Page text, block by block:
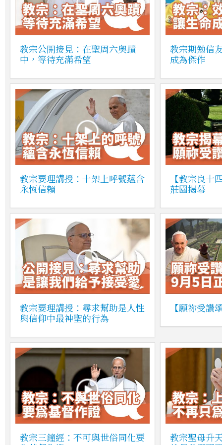
教宗公開接見：在聖周六奧蹟
中，等待充滿希望
教宗期勉信
成為傑作
教宗要理講授：十架上呼號蘊含
永恆信賴
【教宗良十
莊園揭幕
教宗要理講授：尋求幫助是人性
與信仰中最神聖的行為
【願祢受讚
教宗三鐘經：不可與世俗同化要
教宗聖母升